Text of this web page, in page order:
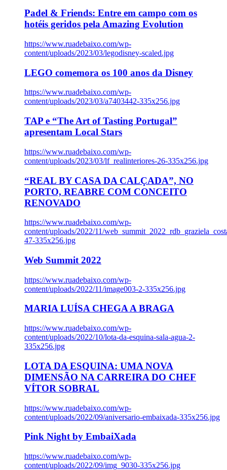
Padel & Friends: Entre em campo com os
hotéis geridos pela Amazing Evolution
https://www.ruadebaixo.com/wp-
content/uploads/2023/03/legodisney-scaled.jpg
LEGO comemora os 100 anos da Disney
https://www.ruadebaixo.com/wp-
content/uploads/2023/03/a7403442-335x256.jpg
TAP e “The Art of Tasting Portugal”
apresentam Local Stars
https://www.ruadebaixo.com/wp-
content/uploads/2023/03/lf_realinteriores-26-335x256.jpg
“REAL BY CASA DA CALÇADA”, NO
PORTO, REABRE COM CONCEITO
RENOVADO
https://www.ruadebaixo.com/wp-
content/uploads/2022/11/
47-335x256.jpg
Web Summit 2022
https://www.ruadebaixo.com/wp-
content/uploads/2022/11/image003-2-335x256.jpg
MARIA LUÍSA CHEGA A BRAGA
https://www.ruadebaixo.com/wp-
content/uploads/2022/10/lota-da-esquina-sala-agua-2-
335x256.jpg
LOTA DA ESQUINA: UMA NOVA
DIMENSÃO NA CARREIRA DO CHEF
VÍTOR SOBRAL
https://www.ruadebaixo.com/wp-
content/uploads/2022/09/aniversario-embaixada-335x256.jpg
Pink Night by EmbaiXada
https://www.ruadebaixo.com/wp-
content/uploads/2022/09/img_9030-335x256.jpg